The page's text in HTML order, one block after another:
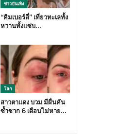
ข่าวบันเทิง
“คิมเบอร์ลี่” เที่ยวทะเลทั้ง
หวานทั้งแซ่บ…
โลก
สาวตาแดง บวม มีผื่นคัน
ซ้ำซาก 6 เดือนไม่หาย…